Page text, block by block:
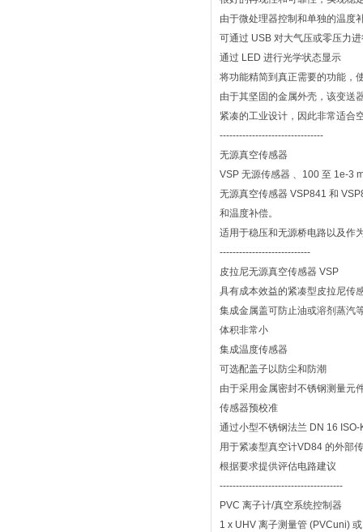
由于微处理器控制和单独的温度
可通过 USB 对大气压或零压力
通过 LED 进行光学状态显示
将功能精简到真正需要的功能，
由于其坚固的金属外壳，该变送
紧凑的工业设计，因此非常适合
--------------------------------
无源真空传感器
VSP 无源传感器 、100 至 1e-3
无源真空传感器 VSP841 和
和温度补偿。
适用于稳压和无源桥电路以及作
----------------------------
皮拉尼无源真空传感器 VSP
具有成本效益的紧凑型皮拉尼传
集成金属盖可防止油或溶剂蒸汽
体积非常小
集成温度传感器
可选配盖子以防尘和防潮
由于采用金属密封不锈钢测量元
传感器预校准
通过小型不锈钢法兰 DN 16
用于紧凑型真空计VD84 的外部
根据要求提供评估电路建议
--------------------------------------
PVC 离子计/真空系统控制器
1 x UHV 离子测量管 (PVCuni)